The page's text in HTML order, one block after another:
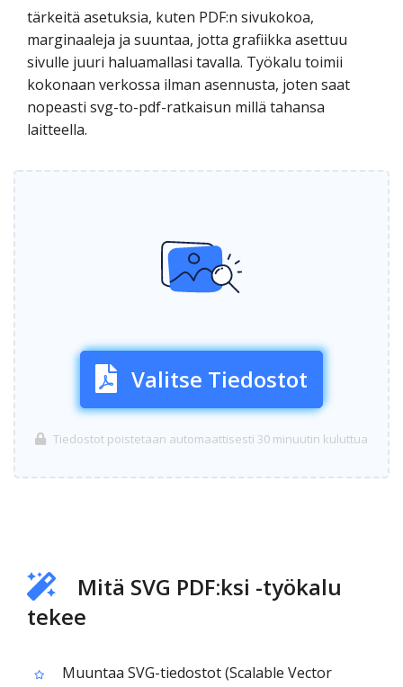
tärkeitä asetuksia, kuten PDF:n sivukokoa,
marginaaleja ja suuntaa, jotta grafiikka asettuu
sivulle juuri haluamallasi tavalla. Työkalu toimii
kokonaan verkossa ilman asennusta, joten saat
nopeasti svg-to-pdf-ratkaisun millä tahansa
laitteella.
Valitse Tiedostot
Tiedostot poistetaan automaattisesti 30 minuutin kuluttua
Mitä SVG PDF:ksi -työkalu
tekee
Muuntaa SVG-tiedostot (Scalable Vector